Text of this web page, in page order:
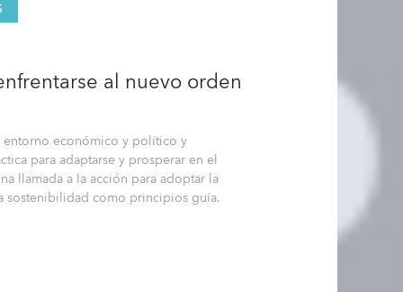
al nuevo orden
entorno económico y político y
para adaptarse y prosperar en el
llamada a la acción para adoptar la
sostenibilidad como principios guía.